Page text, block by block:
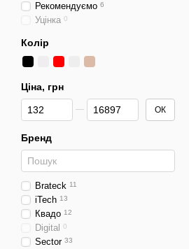
Рекомендуємо 6
Уцінка 0
Колір
Ціна, грн
Від Ціна, грн
До Ціна, грн ОК
Бренд
Brateck 11
iTech 13
Квадо 12
Digital 0
Sector 33